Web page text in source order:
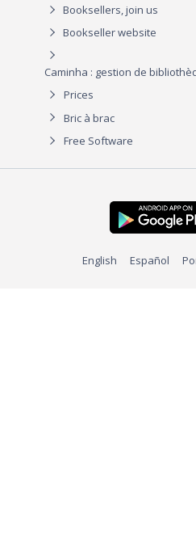
Booksellers, join us
Bookseller website
Caminha : gestion de
Prices
Bric à brac
Free Software
English Español